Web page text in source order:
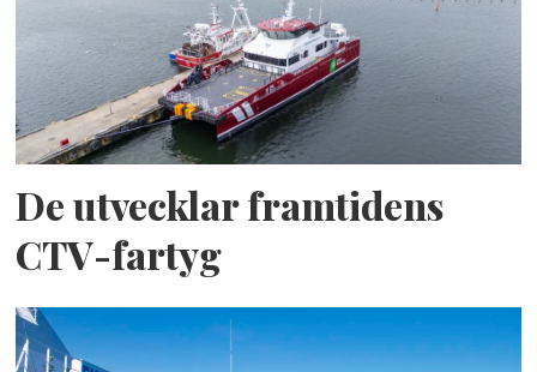
De utvecklar framtidens
CTV-fartyg